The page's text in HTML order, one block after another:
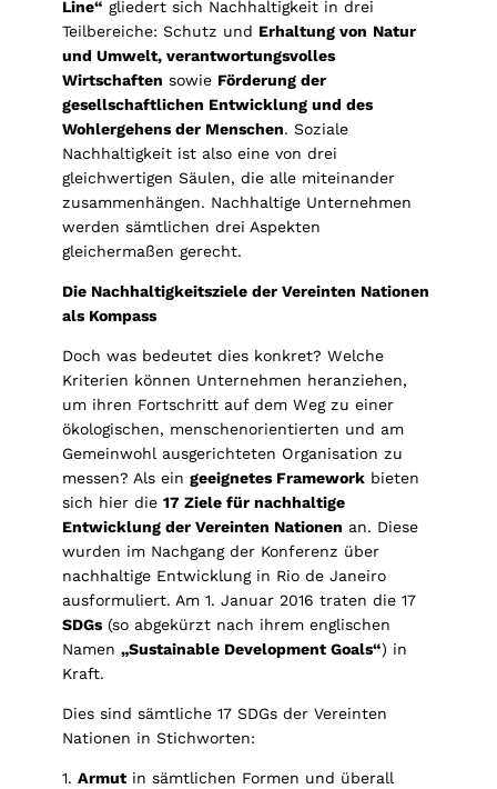
Line“ gliedert sich Nachhaltigkeit in drei
Teilbereiche: Schutz und Erhaltung von Natur
und Umwelt, verantwortungsvolles
Wirtschaften sowie Förderung der
gesellschaftlichen Entwicklung und des
Wohlergehens der Menschen. Soziale
Nachhaltigkeit ist also eine von drei
gleichwertigen Säulen, die alle miteinander
zusammenhängen. Nachhaltige Unternehmen
werden sämtlichen drei Aspekten
gleichermaßen gerecht.
Die Nachhaltigkeitsziele der Vereinten Nationen
als Kompass
Doch was bedeutet dies konkret? Welche
Kriterien können Unternehmen heranziehen,
um ihren Fortschritt auf dem Weg zu einer
ökologischen, menschenorientierten und am
Gemeinwohl ausgerichteten Organisation zu
messen? Als ein geeignetes Framework bieten
sich hier die 17 Ziele für nachhaltige
Entwicklung der Vereinten Nationen an. Diese
wurden im Nachgang der Konferenz über
nachhaltige Entwicklung in Rio de Janeiro
ausformuliert. Am 1. Januar 2016 traten die 17
SDGs (so abgekürzt nach ihrem englischen
Namen „Sustainable Development Goals“) in
Kraft.
Dies sind sämtliche 17 SDGs der Vereinten
Nationen in Stichworten:
1. Armut in sämtlichen Formen und überall